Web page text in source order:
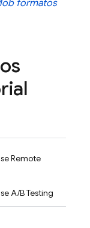
formatos
Remote
A/B Testing